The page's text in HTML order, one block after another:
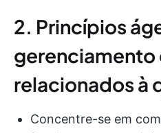
2. Princípios
relacionados à
Concentre-se em